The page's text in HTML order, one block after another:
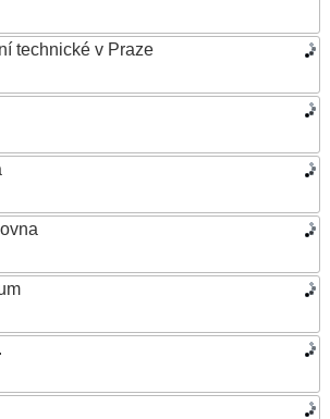
technické v Praze